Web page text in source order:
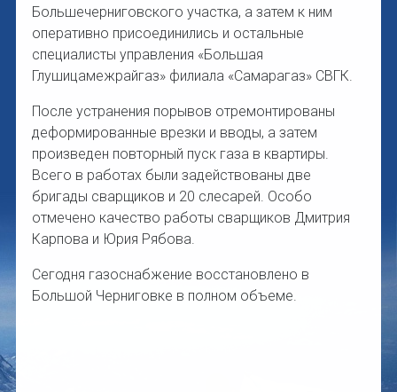
Большечерниговского участка, а затем к ним
оперативно присоединились и остальные
специалисты управления «Большая
Глушицамежрайгаз» филиала «Самарагаз» СВГК.
После устранения порывов отремонтированы
деформированные врезки и вводы, а затем
произведен повторный пуск газа в квартиры.
Всего в работах были задействованы две
бригады сварщиков и 20 слесарей. Особо
отмечено качество работы сварщиков Дмитрия
Карпова и Юрия Рябова.
Сегодня газоснабжение восстановлено в
Большой Черниговке в полном объеме.